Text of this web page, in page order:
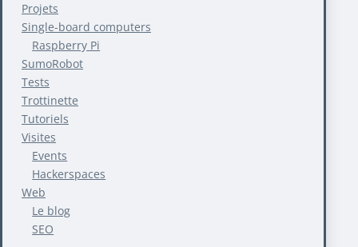
Projets
Single-board computers
Raspberry Pi
SumoRobot
Tests
Trottinette
Tutoriels
Visites
Events
Hackerspaces
Web
Le blog
SEO